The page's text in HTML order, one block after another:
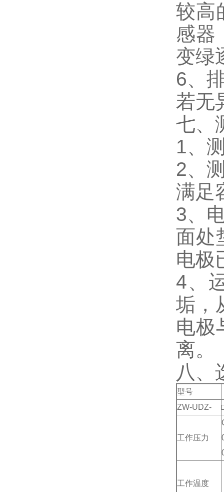
较高
感器
变绿
6、
若无
七、
1、
2、
满足
3、
面处
电极
4、
垢，
电极
离。
八、
型号
ZW-UDZ-
工作压力
工作温度